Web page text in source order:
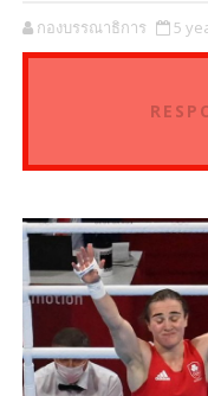
กองบรรณาธิการ 5